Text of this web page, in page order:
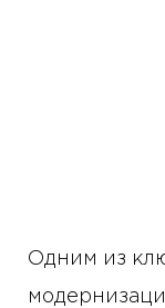
Одним из